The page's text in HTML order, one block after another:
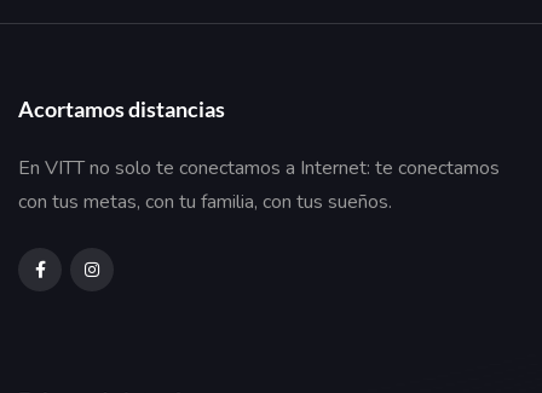
Acortamos distancias
En VITT no solo te conectamos a Internet: te conectamos
con tus metas, con tu familia, con tus sueños.